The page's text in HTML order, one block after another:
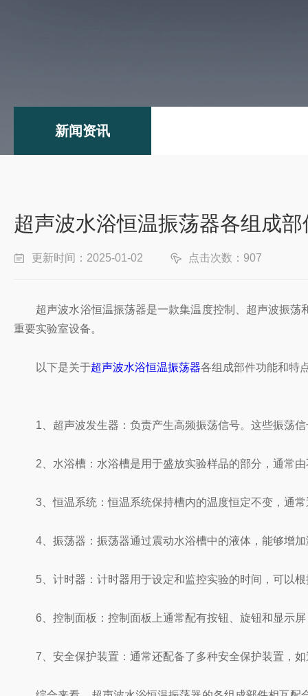
新闻资讯
超声波水浴恒温振荡器各组成
更新时间：2025-01-02 点击次数：907
超声波水浴恒温振荡器是一款集温度控制、超声波振荡
重要实验室设备。
以下是关于超声波水浴恒温振荡器各组成部件功能和特
1、超声波发生器：负责产生高频振荡信号。这些振荡信
2、水浴槽：水浴槽是用于盛放实验样品的部分，通常由
3、恒温系统：恒温系统保持槽内的温度恒定不变，通常
4、振荡器：振荡器通过震动水浴槽中的液体，能够增加
5、计时器：计时器用于设定和监控实验的时间，可以根
6、控制面板：控制面板上通常配有按钮、旋钮和显示屏
7、安全保护装置：通常还配备了多种安全保护装置，如